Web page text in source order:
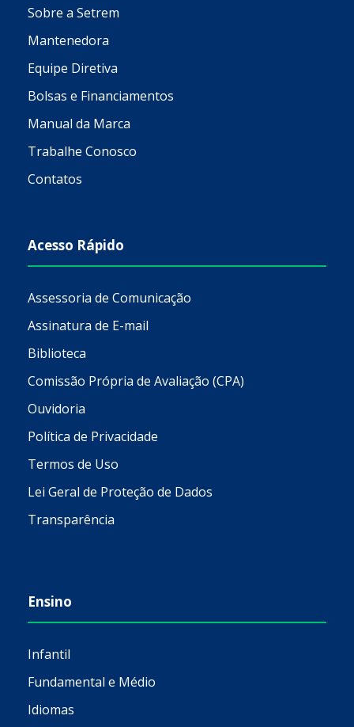
Sobre a Setrem
Mantenedora
Equipe Diretiva
Bolsas e Financiamentos
Manual da Marca
Trabalhe Conosco
Contatos
Acesso Rápido
Assessoria de Comunicação
Assinatura de E-mail
Biblioteca
Comissão Própria de Avaliação (CPA)
Ouvidoria
Política de Privacidade
Termos de Uso
Lei Geral de Proteção de Dados
Transparência
Ensino
Infantil
Fundamental e Médio
Idiomas